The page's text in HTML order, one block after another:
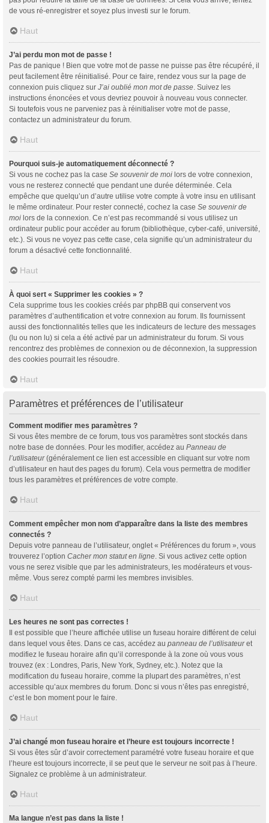
de vous ré-enregistrer et soyez plus investi sur le forum.
Haut
J’ai perdu mon mot de passe !
Pas de panique ! Bien que votre mot de passe ne puisse pas être récupéré, il
peut facilement être réinitialisé. Pour ce faire, rendez vous sur la page de
connexion puis cliquez sur J’ai oublié mon mot de passe . Suivez les
instructions énoncées et vous devriez pouvoir à nouveau vous connecter.
Si toutefois vous ne parveniez pas à réinitialiser votre mot de passe,
contactez un administrateur du forum.
Haut
Pourquoi suis-je automatiquement déconnecté ?
Si vous ne cochez pas la case Se souvenir de moi lors de votre connexion,
vous ne resterez connecté que pendant une durée déterminée. Cela
empêche que quelqu’un d’autre utilise votre compte à votre insu en utilisant
le même ordinateur. Pour rester connecté, cochez la case Se souvenir de
moi lors de la connexion. Ce n’est pas recommandé si vous utilisez un
ordinateur public pour accéder au forum (bibliothèque, cyber-café, université,
etc.). Si vous ne voyez pas cette case, cela signifie qu’un administrateur du
forum a désactivé cette fonctionnalité.
Haut
À quoi sert « Supprimer les cookies » ?
Cela supprime tous les cookies créés par phpBB qui conservent vos
paramètres d’authentification et votre connexion au forum. Ils fournissent
aussi des fonctionnalités telles que les indicateurs de lecture des messages
(lu ou non lu) si cela a été activé par un administrateur du forum. Si vous
rencontrez des problèmes de connexion ou de déconnexion, la suppression
des cookies pourrait les résoudre.
Haut
Paramètres et préférences de l’utilisateur
Comment modifier mes paramètres ?
Si vous êtes membre de ce forum, tous vos paramètres sont stockés dans
notre base de données. Pour les modifier, accédez au Panneau de
l’utilisateur(généralement ce lien est accessible en cliquant sur votre nom
d’utilisateur en haut des pages du forum). Cela vous permettra de modifier
tous les paramètres et préférences de votre compte.
Haut
Comment empêcher mon nom d’apparaître dans la liste des membres
connectés ?
Depuis votre panneau de l’utilisateur, onglet « Préférences du forum », vous
trouverez l’option Cacher mon statut en ligne . Si vous activez cette option
vous ne serez visible que par les administrateurs, les modérateurs et vous-
même. Vous serez compté parmi les membres invisibles.
Haut
Les heures ne sont pas correctes !
Il est possible que l’heure affichée utilise un fuseau horaire différent de celui
dans lequel vous êtes. Dans ce cas, accédez au panneau de l’utilisateuret
modifiez le fuseau horaire afin qu’il corresponde à la zone où vous vous
trouvez (ex : Londres, Paris, New York, Sydney, etc.). Notez que la
modification du fuseau horaire, comme la plupart des paramètres, n’est
accessible qu’aux membres du forum. Donc si vous n’êtes pas enregistré,
c’est le bon moment pour le faire.
Haut
J’ai changé mon fuseau horaire et l’heure est toujours incorrecte !
Si vous êtes sûr d’avoir correctement paramétré votre fuseau horaire et que
l’heure est toujours incorrecte, il se peut que le serveur ne soit pas à l’heure.
Signalez ce problème à un administrateur.
Haut
Ma langue n’est pas dans la liste !